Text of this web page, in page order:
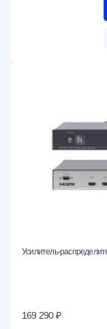
Усилитель-
169 290 ₽